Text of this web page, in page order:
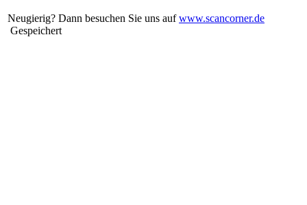
Neugierig? Dann besuchen Sie uns aufwww.scancorner.de
Gespeichert